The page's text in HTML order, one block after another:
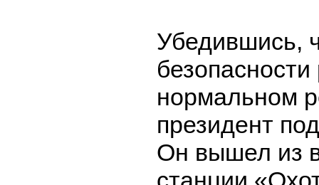
Убедившись,
нормальном
президент
Он вышел из